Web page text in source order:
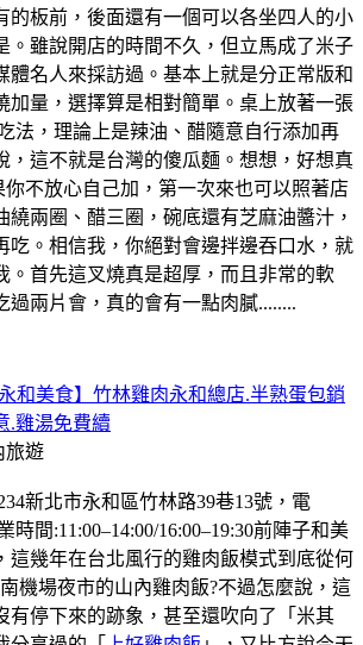
的板前，後面還有一個可以各坐四人的小
。雖說開店的時間不久，但立馬成了米子
體名人來採訪過。基本上就是分正常版和
加量，選擇算是相對簡單。桌上放著一張
法，理論上是辣油、醋隨意自行添加再
，這不就是台灣的傻瓜麵。想想，好想真
你不放心自己加，第一次來也可以照著店
繞兩圈、醋三圈，碗底還有芝麻油醬汁，
吃。相信我，你絕對會邊拌邊吞口水，就
。首先這叉燒真是超厚，而且非常的軟
過兩片會，真的會有一點肉膩........
和美食】竹林雞肉永和總店.半熟蛋包銷
.雞湯免費續
旅遊
新北市永和區竹林路39巷13號，電
時間:11:00–14:00/16:00–19:30前陣子和美
這幾年在台北風行的雞肉飯模式到底從何
機場夜市的山內雞肉飯?不過怎麼說，這
有停下來的跡象，甚至還吹向了「米其